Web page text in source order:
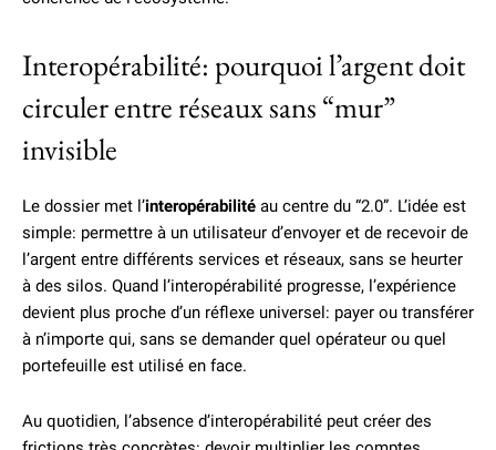
Interopérabilité: pourquoi l’argent doit
circuler entre réseaux sans “mur”
invisible
Le dossier met l’interopérabilité au centre du “2.0”. L’idée est
simple: permettre à un utilisateur d’envoyer et de recevoir de
l’argent entre différents services et réseaux, sans se heurter
à des silos. Quand l’interopérabilité progresse, l’expérience
devient plus proche d’un réflexe universel: payer ou transférer
à n’importe qui, sans se demander quel opérateur ou quel
portefeuille est utilisé en face.
Au quotidien, l’absence d’interopérabilité peut créer des